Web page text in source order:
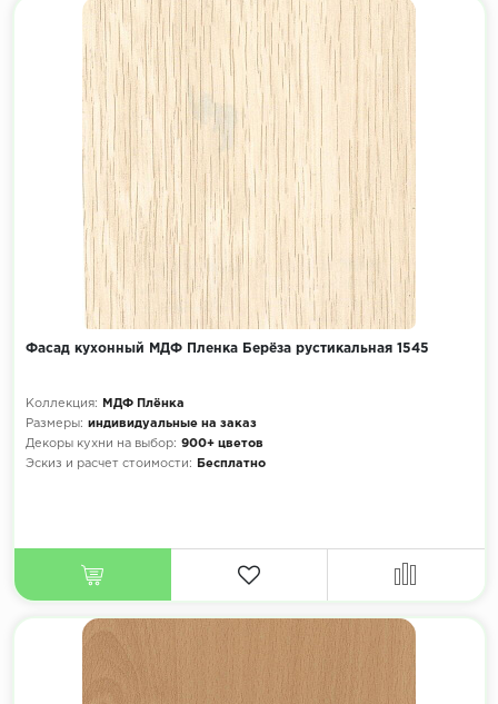
Фасад кухонный МДФ Пленка Берёза рустикальная 1545
Коллекция:
МДФ Плёнка
Размеры: индивидуальные на заказ
Декоры кухни на выбор: 900+ цветов
Эскиз и расчет стоимости:
Бесплатно